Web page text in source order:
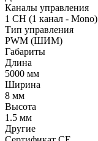
Каналы управления
1 CH (1 канал - Mono)
Тип управления
PWM (ШИМ)
Габариты
Длина
5000 мм
Ширина
8 мм
Высота
1.5 мм
Другие